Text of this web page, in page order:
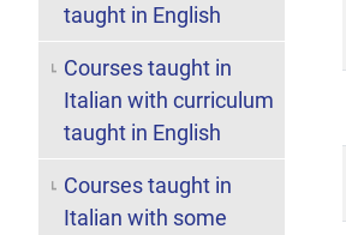
taught in English
Courses taught in
Italian with curriculum
taught in English
Courses taught in
Italian with some